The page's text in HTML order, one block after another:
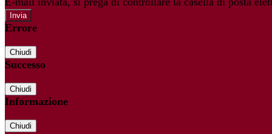
Errore
Chiudi
Successo
Chiudi
Informazione
Chiudi